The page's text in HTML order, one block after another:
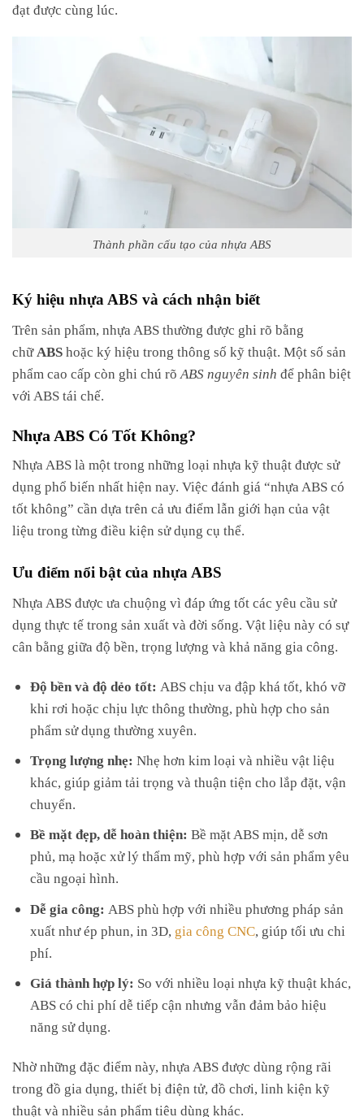
đạt được cùng lúc.
Thành phần cấu tạo của nhựa ABS
Ký hiệu nhựa ABS và cách nhận biết
Trên sản phẩm, nhựa ABS thường được ghi rõ bằng
chữ ABS hoặc ký hiệu trong thông số kỹ thuật. Một số sản
phẩm cao cấp còn ghi chú rõ ABS nguyên sinh để phân biệt
với ABS tái chế.
Nhựa ABS Có Tốt Không?
Nhựa ABS là một trong những loại nhựa kỹ thuật được sử
dụng phổ biến nhất hiện nay. Việc đánh giá “nhựa ABS có
tốt không” cần dựa trên cả ưu điểm lẫn giới hạn của vật
liệu trong từng điều kiện sử dụng cụ thể.
Ưu điểm nổi bật của nhựa ABS
Nhựa ABS được ưa chuộng vì đáp ứng tốt các yêu cầu sử
dụng thực tế trong sản xuất và đời sống. Vật liệu này có sự
cân bằng giữa độ bền, trọng lượng và khả năng gia công.
Độ bền và độ dẻo tốt: ABS chịu va đập khá tốt, khó vỡ
khi rơi hoặc chịu lực thông thường, phù hợp cho sản
phẩm sử dụng thường xuyên.
Trọng lượng nhẹ: Nhẹ hơn kim loại và nhiều vật liệu
khác, giúp giảm tải trọng và thuận tiện cho lắp đặt, vận
chuyển.
Bề mặt đẹp, dễ hoàn thiện: Bề mặt ABS mịn, dễ sơn
phủ, mạ hoặc xử lý thẩm mỹ, phù hợp với sản phẩm yêu
cầu ngoại hình.
Dễ gia công: ABS phù hợp với nhiều phương pháp sản
xuất như ép phun, in 3D, gia công CNC , giúp tối ưu chi
phí.
Giá thành hợp lý: So với nhiều loại nhựa kỹ thuật khác,
ABS có chi phí dễ tiếp cận nhưng vẫn đảm bảo hiệu
năng sử dụng.
Nhờ những đặc điểm này, nhựa ABS được dùng rộng rãi
trong đồ gia dụng, thiết bị điện tử, đồ chơi, linh kiện kỹ
thuật và nhiều sản phẩm tiêu dùng khác.